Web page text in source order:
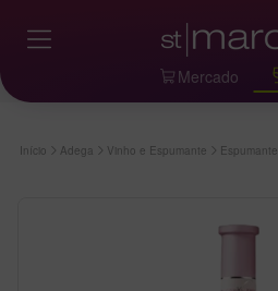
Mercado
Início Adega Vinho e Espumante Espumante